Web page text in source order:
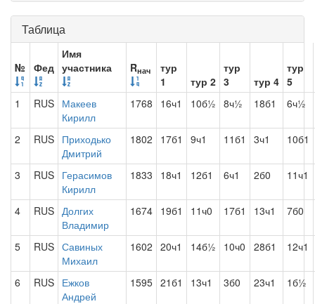
Таблица
№ Фед
Имя
участника
Rнач
тур
1
тур 2
тур
3
тур 4
тур
5
1
RUS Макеев
Кирилл
1768 16ч1 10б½ 8ч½ 18б1 6ч½
2 RUS Приходько
Дмитрий
1802 17б1 9ч1 11б1 3ч1 10б1
3 RUS Герасимов
Кирилл
1833 18ч1 12б1 6ч1 2б0 11ч1
4 RUS Долгих
Владимир
1674 19б1 11ч0 17б1 13ч1 7б0
5 RUS Савиных
Михаил
1602 20ч1 14б½ 10ч0 28б1 12ч1
6 RUS Ежков
Андрей
1595 21б1 13ч1 3б0 23ч1 1б½